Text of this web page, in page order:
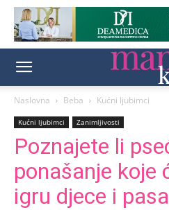
Naslovna Beba Kućni ljubimci
Kućni ljubimci Zanimljivosti
Poznajete li
ponašanje koje
igru djece i pasa